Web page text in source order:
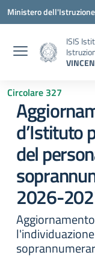
Vai ai contenuti
Vai al menu di
Vai al footer
Ministero
ISIS
Circolare 327
d’Istituto
del
2026-